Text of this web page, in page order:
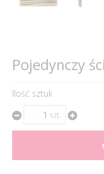
Pojedynczy
Ilość sztuk
szt.